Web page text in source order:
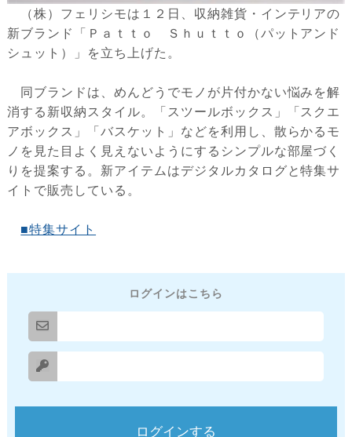
（株）フェリシモは１２日、収納雑貨・インテリアの
新ブランド「Ｐａｔｔｏ Ｓｈｕｔｔｏ（パットアンド
シュット）」を立ち上げた。
同ブランドは、めんどうでモノが片付かない悩みを解
消する新収納スタイル。「スツールボックス」「スクエ
アボックス」「バスケット」などを利用し、散らかるモ
ノを見た目よく見えないようにするシンプルな部屋づく
りを提案する。新アイテムはデジタルカタログと特集サ
イトで販売している。
■特集サイト
ログインはこちら